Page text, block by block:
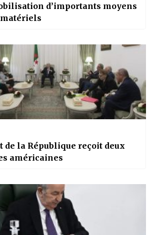
d’importants moyens
de la République reçoit deux
américaines